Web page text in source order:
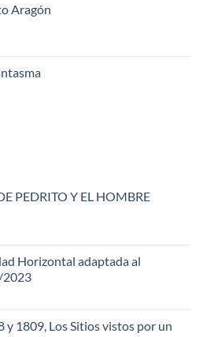
Aragón
PEDRITO Y EL HOMBRE
Horizontal adaptada al
2023
y 1809, Los Sitios vistos por un